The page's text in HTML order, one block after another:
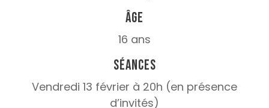
Âge
16 ans
Séances
Vendredi 13 février à 20h (en présence
d’invités)